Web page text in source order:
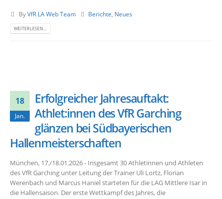
ByVfR LA Web Team Berichte Neues
WEITERLESEN...
18
Jan.
Erfolgreicher Jahresauftakt:
Athlet:innen des VfR Garching
glänzen bei Südbayerischen
Hallenmeisterschaften
München, 17./18.01.2026 - Insgesamt 30 Athletinnen und Athleten
des VfR Garching unter Leitung der Trainer Uli Lortz, Florian
Werenbach und Marcus Haniel starteten für die LAG Mittlere Isar in
die Hallensaison. Der erste Wettkampf des Jahres, die